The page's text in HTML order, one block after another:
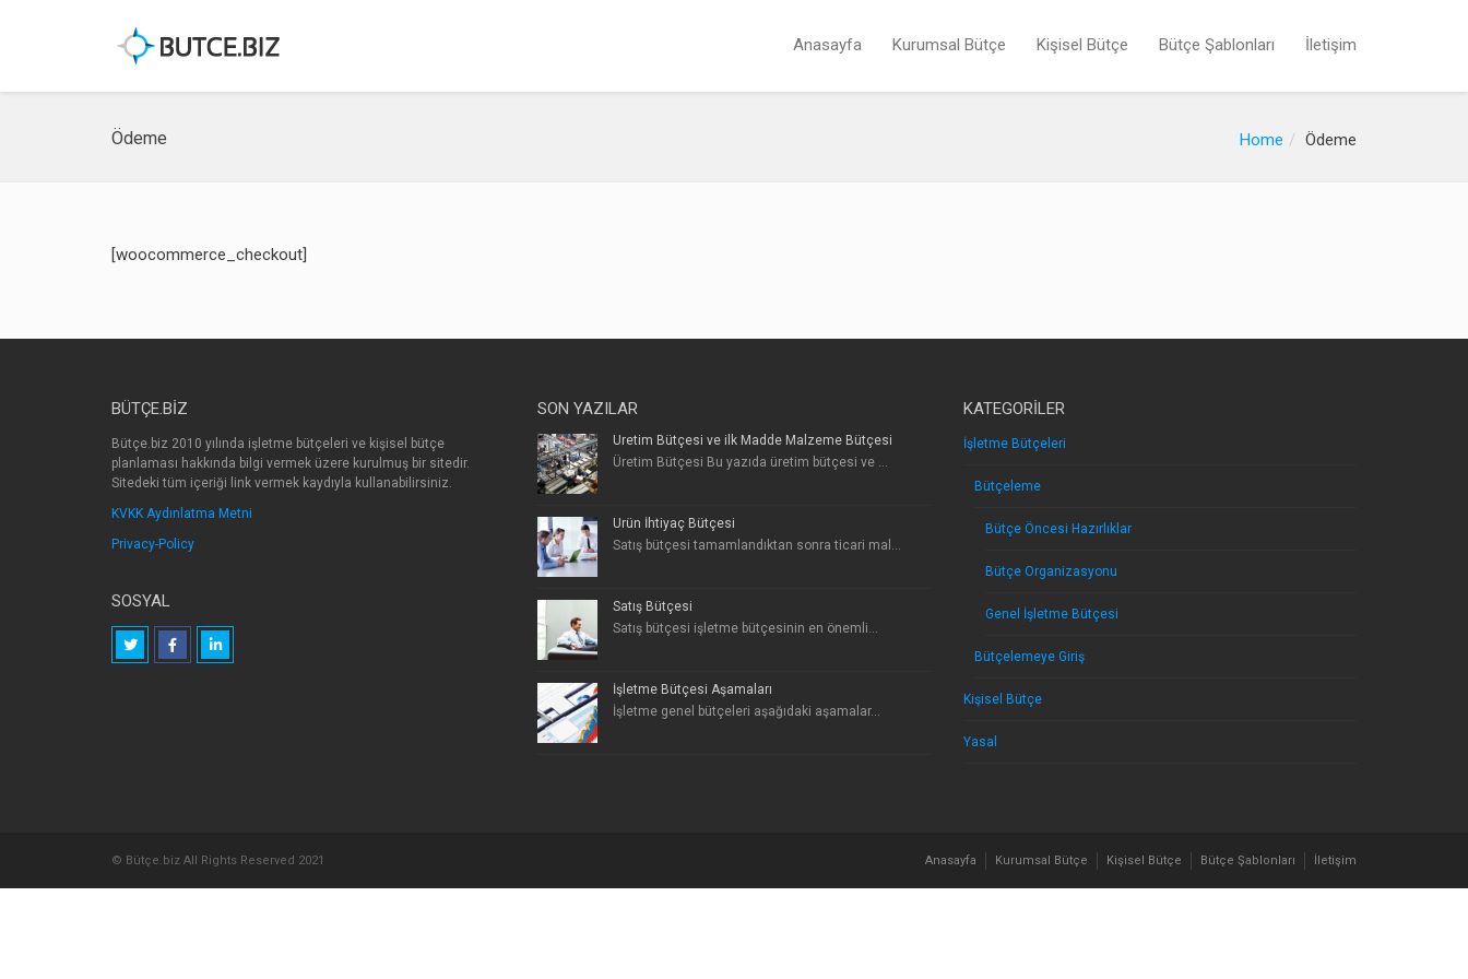
Anasayfa Kurumsal Bütçe Kişisel Bütçe Bütçe Şablonları İletişim
Ödeme Home Ödeme
[woocommerce_checkout]
BÜTÇE.BIZ
Bütçe.biz 2010 yılında işletme bütçeleri ve kişisel bütçe
planlaması hakkında bilgi vermek üzere kurulmuş bir sitedir.
Sitedeki tüm içeriği link vermek kaydıyla kullanabilirsiniz.
KVKK Aydınlatma Metni
Privacy-Policy
SOSYAL
SON YAZILAR
Üretim Bütçesi ve ilk Madde Malzeme Bütçesi
Üretim Bütçesi Bu yazıda üretim bütçesi ve ...
Ürün İhtiyaç Bütçesi
Satış bütçesi tamamlandıktan sonra ticari mal...
Satış Bütçesi
Satış bütçesi işletme bütçesinin en önemli...
İşletme Bütçesi Aşamaları
İşletme genel bütçeleri aşağıdaki aşamalar...
KATEGORILER
İşletme Bütçeleri
Bütçeleme
Bütçe Öncesi Hazırlıklar
Bütçe Organizasyonu
Genel İşletme Bütçesi
Bütçelemeye Giriş
Kişisel Bütçe
Yasal
© Bütçe.biz All Rights Reserved 2021 Anasayfa Kurumsal Bütçe Kişisel Bütçe Bütçe Şablonları İletişim